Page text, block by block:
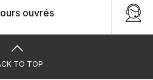
ouvrés
TO TOP